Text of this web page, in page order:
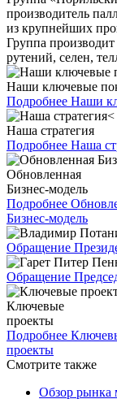
производитель
из крупнейших
Группа производит
рутений, селен,
Наши ключевые
Подробнее Наши
Наша стратегия
Подробнее Наша
Обновленная
Бизнес-модель
Подробнее
Бизнес-модель
Обращение
Обращение
Ключевые
проекты
Подробнее
проекты
Смотрите также
Обзор рынка